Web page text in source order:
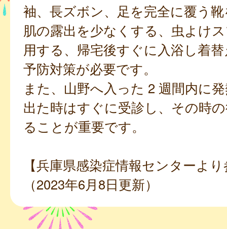
袖、長ズボン、足を完全に覆う
肌の露出を少なくする、虫よけ
用する、帰宅後すぐに入浴し着
予防対策が必要です。
また、山野へ入った 2 週間内に
出た時はすぐに受診し、その時
ることが重要です。
【兵庫県感染症情報センターよ
（2023年6月8日更新）